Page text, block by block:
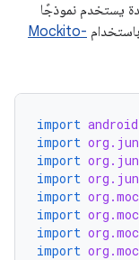
يستخدم نموذجًا
Mockito-
import
import
import
import
import
import
import
import